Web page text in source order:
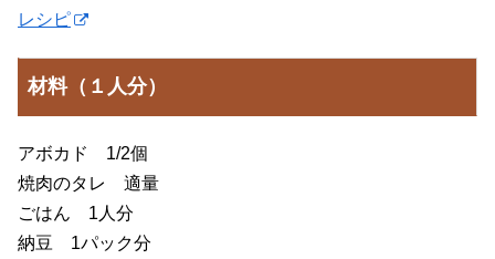
レシピ
材料（１人分）
アボカド 1/2個
焼肉のタレ 適量
ごはん 1人分
納豆 1パック分